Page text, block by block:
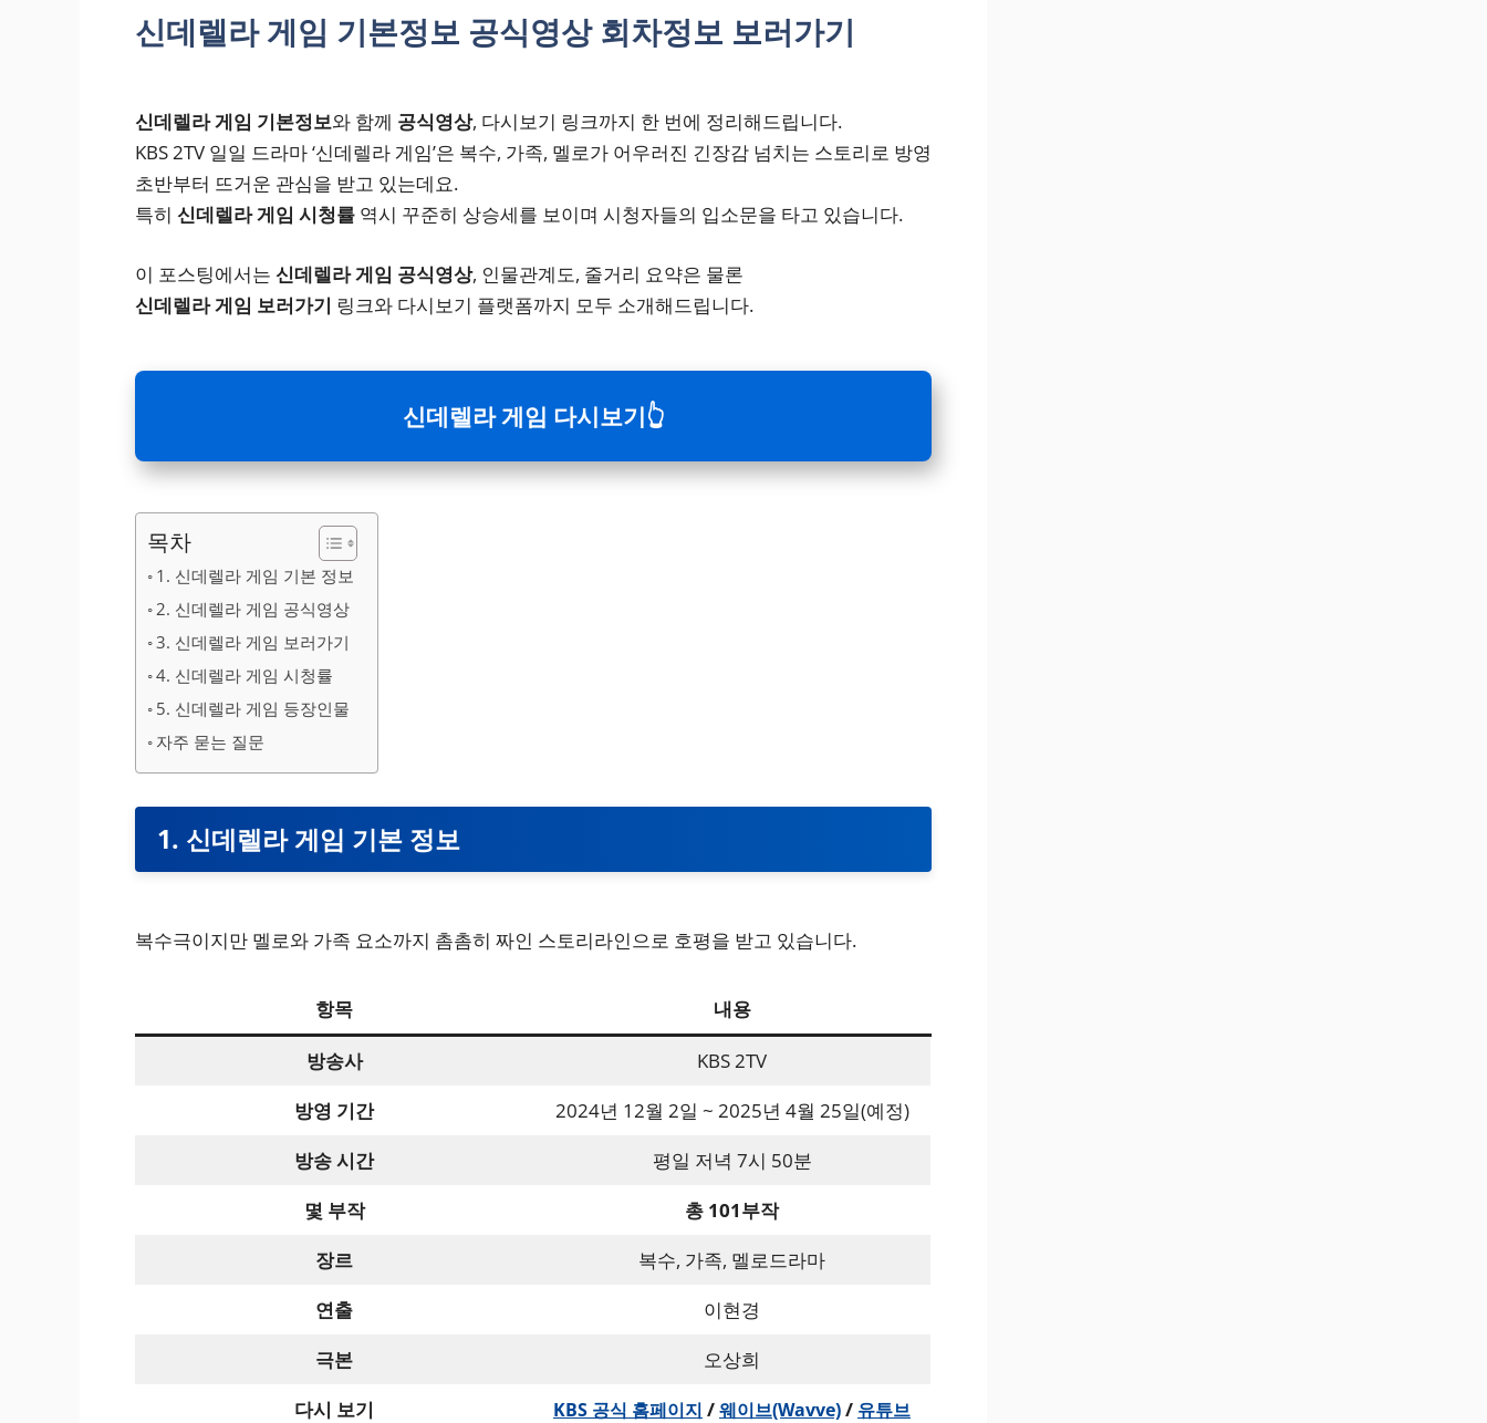
신데렐라 게임 기본정보 공식영상 회차정보 보러가기
신데렐라 게임 기본정보와 함께 공식영상, 다시보기 링크까지 한 번에 정리해드립니다.
KBS 2TV 일일 드라마 ‘신데렐라 게임’은 복수, 가족, 멜로가 어우러진 긴장감 넘치는 스토리로 방영
초반부터 뜨거운 관심을 받고 있는데요.
특히 신데렐라 게임 시청률 역시 꾸준히 상승세를 보이며 시청자들의 입소문을 타고 있습니다.
이 포스팅에서는 신데렐라 게임 공식영상, 인물관계도, 줄거리 요약은 물론
신데렐라 게임 보러가기 링크와 다시보기 플랫폼까지 모두 소개해드립니다.
신데렐라 게임 다시보기👆
목차
1. 신데렐라 게임 기본 정보
2. 신데렐라 게임 공식영상
3. 신데렐라 게임 보러가기
4. 신데렐라 게임 시청률
5. 신데렐라 게임 등장인물
자주 묻는 질문
1. 신데렐라 게임 기본 정보
복수극이지만 멜로와 가족 요소까지 촘촘히 짜인 스토리라인으로 호평을 받고 있습니다.
항목 내용
방송사
KBS 2TV
방영 기간
2024년 12월 2일 ~ 2025년 4월 25일(예정)
방송 시간
평일 저녁 7시 50분
몇 부작
총 101부작
장르
복수, 가족, 멜로드라마
연출
이현경
극본
오상희
다시 보기
KBS 공식 홈페이지 /웨이브(Wavve)/ 유튜브